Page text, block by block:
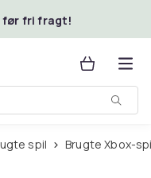
før fri fragt!
spil Brugte Xbox-